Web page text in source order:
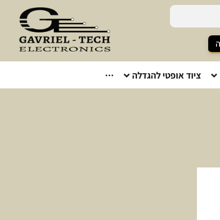
ציוד אופטי להגדלה ···